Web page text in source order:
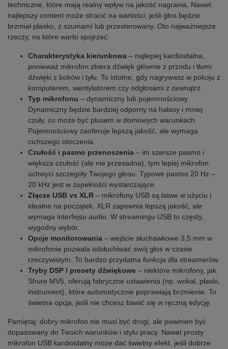
techniczne, które mają realny wpływ na jakość nagrania. Nawet
najlepszy content może stracić na wartości, jeśli głos będzie
brzmiał płasko, z szumami lub przesterowany. Oto najważniejsze
rzeczy, na które warto spojrzeć:
Charakterystyka kierunkowa – najlepiej kardioidalna,
ponieważ mikrofon zbiera dźwięk głównie z przodu i tłumi
dźwięki z boków i tyłu. To istotne, gdy nagrywasz w pokoju z
komputerem, wentylatorem czy odgłosami z zewnątrz.
Typ mikrofonu – dynamiczny lub pojemnościowy.
Dynamiczny będzie bardziej odporny na hałasy i mniej
czuły, co może być plusem w domowych warunkach.
Pojemnościowy zaoferuje lepszą jakość, ale wymaga
cichszego otoczenia.
Czułość i pasmo przenoszenia – im szersze pasmo i
większa czułość (ale nie przesadna), tym lepiej mikrofon
uchwyci szczegóły Twojego głosu. Typowe pasmo 20 Hz –
20 kHz jest w zupełności wystarczające.
Złącze USB vs XLR – mikrofony USB są łatwe w użyciu i
idealne na początek. XLR zapewnia lepszą jakość, ale
wymaga interfejsu audio. W streamingu USB to częsty,
wygodny wybór.
Opcje monitorowania – wejście słuchawkowe 3,5 mm w
mikrofonie pozwala odsłuchiwać swój głos w czasie
rzeczywistym. To bardzo przydatna funkcja dla streamerów.
Tryby DSP / presety dźwiękowe – niektóre mikrofony, jak
Shure MV5, oferują fabryczne ustawienia (np. wokal, płaski,
instrument), które automatycznie poprawiają brzmienie. To
świetna opcja, jeśli nie chcesz bawić się w ręczną edycję.
Pamiętaj: dobry mikrofon nie musi być drogi, ale powinien być
dopasowany do Twoich warunków i stylu pracy. Nawet prosty
mikrofon USB kardioidalny może dać świetny efekt, jeśli dobrze